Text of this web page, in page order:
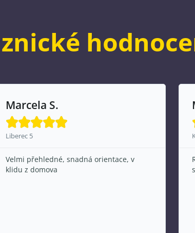
Marcela S.

Liberec 5
Velmi přehledné, snadná orientace, v
klidu z domova